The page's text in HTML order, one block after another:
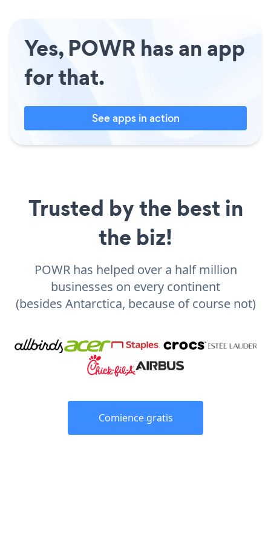
Yes, POWR has an app
for that.
See apps in action
Trusted by the best in
the biz!
POWR has helped over a half million
businesses on every continent
(besides Antarctica, because of course not)
Comience gratis